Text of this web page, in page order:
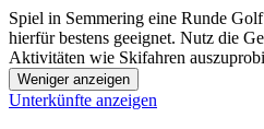
Spiel in Semmering eine Runde
hierfür bestens geeignet. Nutz die
Aktivitäten wie Skifahren
Weniger anzeigen
Unterkünfte anzeigen